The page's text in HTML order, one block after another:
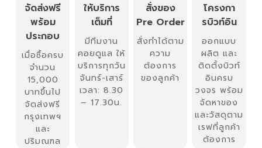
จัดส่งฟรี
พร้อม
ประกอบ
เมื่อซื้อครบ
จำนวน
15,000
บาทขึ้นไป
จัดส่งฟรี
กรุงเทพฯ
และ
ปริมณฑล
ให้บริการ
เต็มที่
มีทีมงาน
คอยดูแล ให้
บริการทุกวัน
จันทร์-เสาร์
เวลา: 8.30
– 17.30น.
สั่งของ
Pre Order
สั่งทำได้ตาม
ความ
ต้องการ
ของลูกค้า
โครงกา
รบิวท์อิน
ออกแบบ
ผลิต และ
ติดตั้งบิวท์
อินครบ
วงจร พร้อม
จัดหาของ
และวัสดุตาม
เรฟที่ลูกค้า
ต้องการ